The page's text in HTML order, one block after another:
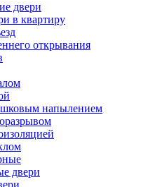
двери
в квартиру
открывания
напылением
двери